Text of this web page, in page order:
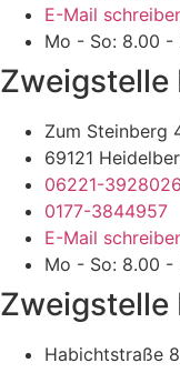
E-Mail
Mo - So: 8.00 -
Zweigstelle
Zum Steinberg
69121
06221-3928026
0177-3844957
E-Mail
Mo - So: 8.00 -
Zweigstelle
Habichtstraße